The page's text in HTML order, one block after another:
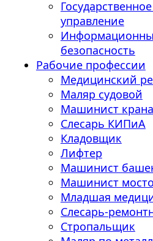
управление
безопасность
Рабочие профессии
Медицинский
Маляр судовой
Машинист
Слесарь КИПиА
Кладовщик
Лифтер
Машинист
Машинист
Младшая
Слесарь-
Стропальщик